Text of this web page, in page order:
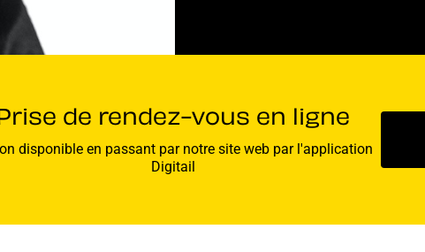
de rendez-vous en ligne
disponible en passant par notre site web par l'application
Digitail